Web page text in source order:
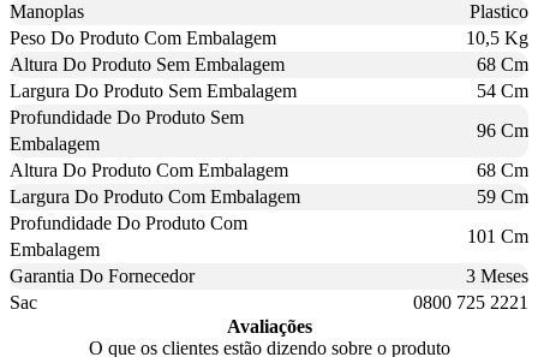
Manoplas
Plastico
Peso Do Produto Com Embalagem
10,5 Kg
Altura Do Produto Sem Embalagem
68 Cm
Largura Do Produto Sem Embalagem
54 Cm
Profundidade Do Produto Sem
Embalagem
96 Cm
Altura Do Produto Com Embalagem
68 Cm
Largura Do Produto Com Embalagem
59 Cm
Profundidade Do Produto Com
Embalagem
101 Cm
Garantia Do Fornecedor
3 Meses
Sac
0800 725 2221
Avaliações
O que os clientes estão dizendo sobre o produto